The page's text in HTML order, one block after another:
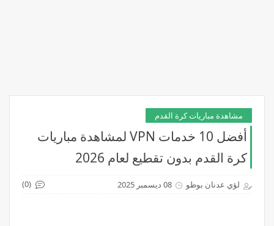
مشاهدة مباريات كرة القدم
أفضل 10 خدمات VPN لمشاهدة مباريات
كرة القدم بدون تقطيع لعام 2026
لؤي عدنان بوظو 08 ديسمبر 2025 (0)